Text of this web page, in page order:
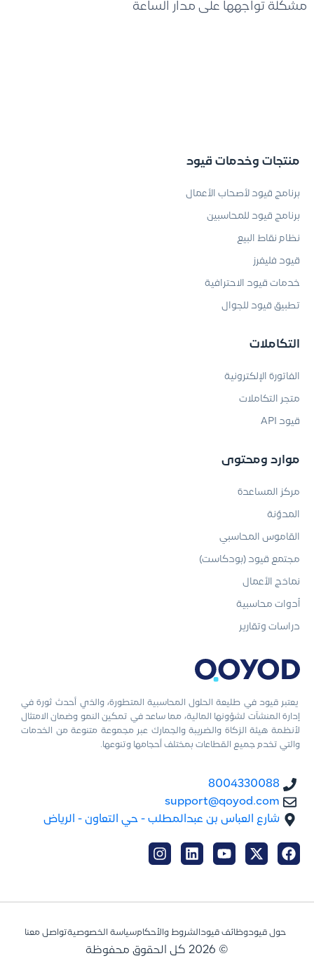
مشكلة تواجهها على مدار الساعة
يعتبر قيود في طليعة الحلول المحاسبية المتطورة، والذي أحدث ثورة في
إدارة المنشآت لشؤونها المالية، مما ساعد في تمكين النمو وضمان الامتثال
لأنظمة هيئة الزكاة والضريبة والجمارك عبر مجموعة متنوعة من الخدمات
والتي تخدم جميع القطاعات بمختلف أحجامها وتنوعها.
8004330088
support@qoyod.com
شارع العباس بن عبدالمطلب - حي التعاون - الرياض
منتجات وخدمات قيود
برنامج قيود لأصحاب الأعمال
برنامج قيود للمحاسبين
نظام نقاط البيع
قيود فليفرز
خدمات قيود الاحترافية
تطبيق قيود للجوال
التكاملات
الفاتورة الإلكترونية
متجر التكاملات
قيود API
موارد ومحتوى
مركز المساعدة
المدوّنة
القاموس المحاسبي
مجتمع قيود (بودكاست)
نماذج الأعمال
أدوات محاسبية
دراسات وتقارير
حول قيودوظائف قيود الشروط والأحكامسياسة الخصوصيةتواصل معنا
© 2026 كل الحقوق محفوظة